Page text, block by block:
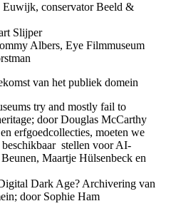
Euwijk, conservator Beeld &
Slijper
Albers, Eye Filmmuseum
van het publiek domein
try and mostly fail to
door Douglas McCarthy
erfgoedcollecties, moeten we
stellen voor AI-
Maartje Hülsenbeck en
Dark Age? Archivering van
door Sophie Ham